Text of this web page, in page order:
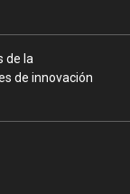
de la
de innovación